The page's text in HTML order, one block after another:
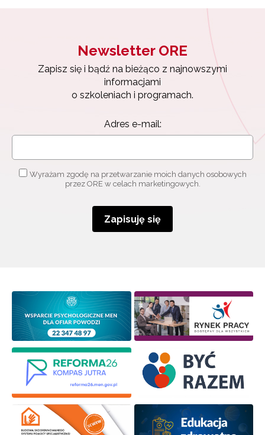
Newsletter ORE
Zapisz się i bądź na bieżąco z najnowszymi
informacjami
o szkoleniach i programach.
Adres e-mail:
Wyrażam zgodę na przetwarzanie moich danych osobowych
przez ORE w celach marketingowych.
Zapisuję się